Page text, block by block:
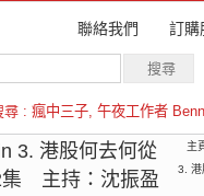
聯絡我們 訂購
尋 : 瘋中三子, 午夜工作者
3. 港股何去何從
集 主持：沈振盈
主
3. 港